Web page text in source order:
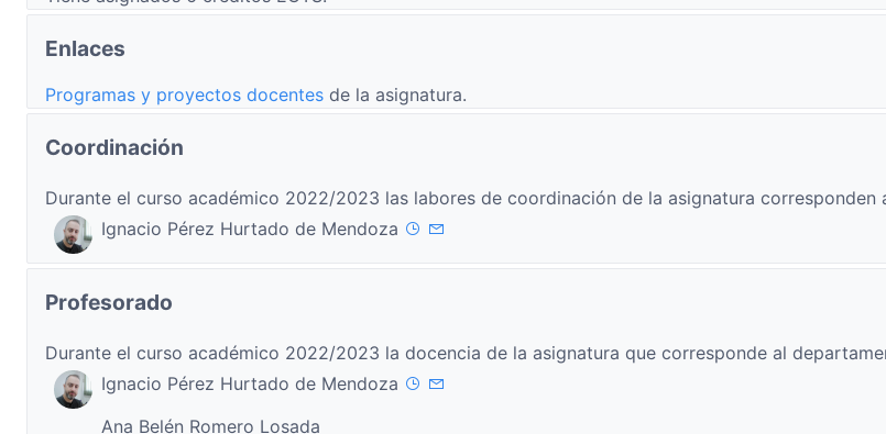
Enlaces
Programas y proyectos docentes de la asignatura.
Coordinación
Durante el curso académico 2022/2023 las labores de coordinación de la asignatura
Ignacio Pérez Hurtado de Mendoza
Profesorado
Durante el curso académico 2022/2023 la docencia de la asignatura que corresponde al
Ignacio Pérez Hurtado de Mendoza
Ana Belén Romero Losada